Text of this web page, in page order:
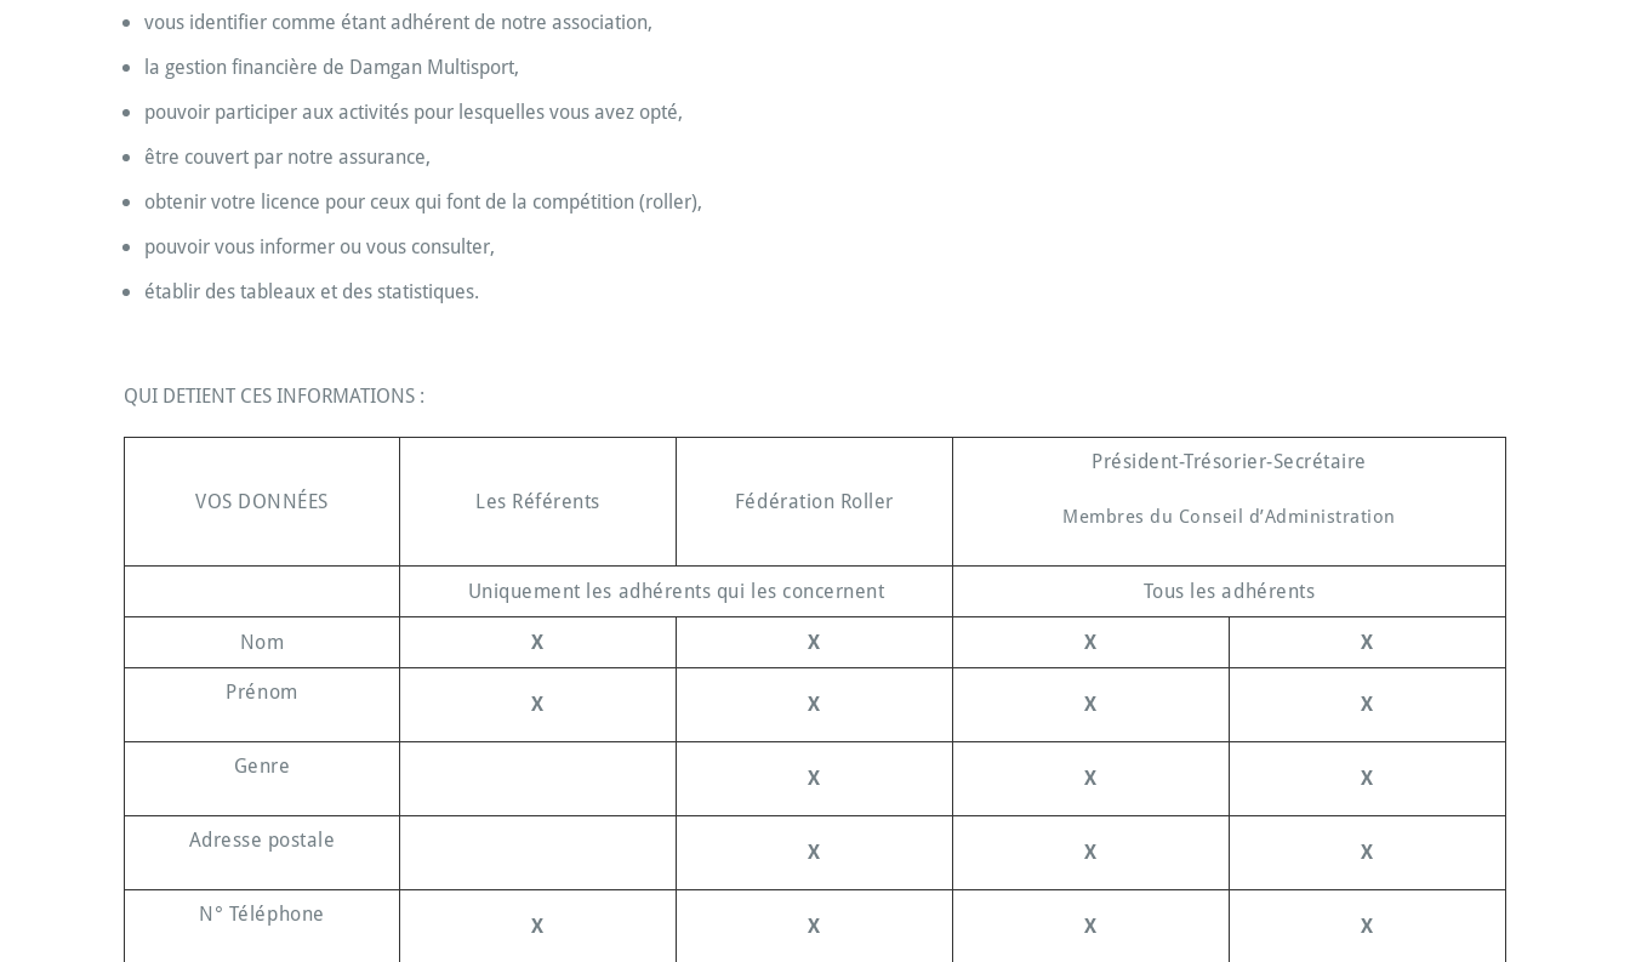
vous identifier comme étant adhérent de notre association,
la gestion financière de Damgan Multisport,
pouvoir participer aux activités pour lesquelles vous avez opté,
être couvert par notre assurance,
obtenir votre licence pour ceux qui font de la compétition (roller),
pouvoir vous informer ou vous consulter,
établir des tableaux et des statistiques.
QUI DETIENT CES INFORMATIONS :
VOS DONNÉES Les Référents Fédération Roller
Président-Trésorier-Secrétaire
Membres du Conseil d’Administration
Uniquement les adhérents qui les concernent Tous les adhérents
Nom X X X X
Prénom
X X X X
Genre
X X X
Adresse postale
X X X
N° Téléphone
X X X X